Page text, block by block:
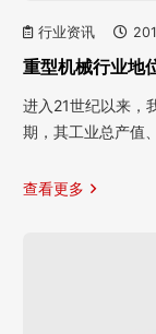
行业资讯
重型机械行业地
进入21世纪以来，
期，其工业总产值
查看更多